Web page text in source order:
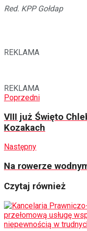
Red. KPP Gołdap
REKLAMA
REKLAMA
Poprzedni
VIII już Święto
Kozakach
Następny
Na rowerze
Czytaj również